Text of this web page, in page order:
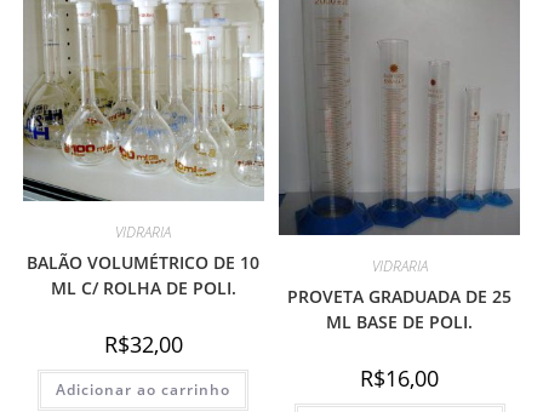
VIDRARIA
BALÃO VOLUMÉTRICO DE 10
ML C/ ROLHA DE POLI.
R$32,00
Adicionar ao carrinho
VIDRARIA
PROVETA GRADUADA DE 25
ML BASE DE POLI.
R$16,00